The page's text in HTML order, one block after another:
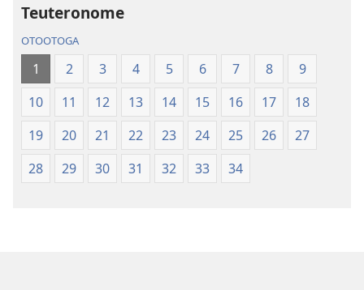
le
Faaliliuga
a
le
Fou
Faaliliuga
le
Lalolagi
Teuteronome
OTOOTOGA
1 2 3 4 5 6 7 8
9
10
11 12 13 14 15 16 17
18
19
20 21 22 23 24 25 26
27
28
29 30 31 32 33 34